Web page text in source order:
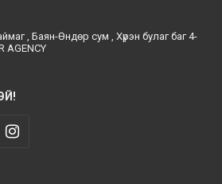
, Баян-Өндөр сум , Хүрэн булаг баг 4-
AGENCY